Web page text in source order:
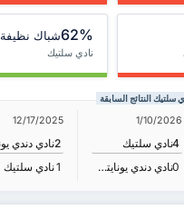
62%شباك نظيفة
نادي سلتيك
سلتيك النتائج السابقة
1/10/2026
نادي سلتيك4
نادي دندي يونايتد الرياضي
0
12/17/2025
2
نادي سلتيك1